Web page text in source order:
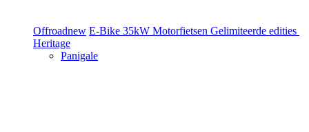
Offroadnew E-Bike 35kW Motorfietsen Gelimiteerde edities
Heritage
Panigale